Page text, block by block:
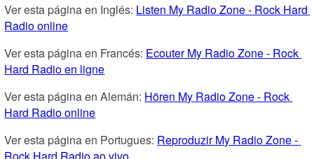
Ver esta página en Inglés: Listen My Radio Zone - Rock Hard
Radio online
Ver esta página en Francés: Ecouter My Radio Zone - Rock
Hard Radio en ligne
Ver esta página en Alemán: Hören My Radio Zone - Rock
Hard Radio online
Ver esta página en Portugues: Reproduzir My Radio Zone -
Rock Hard Radio ao vivo